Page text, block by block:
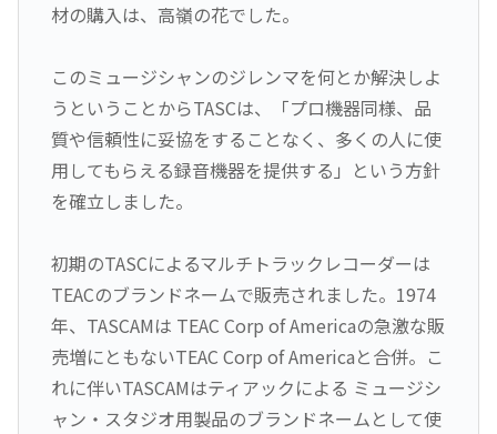
材の購入は、高嶺の花でした。
このミュージシャンのジレンマを何とか解決しよ
うということからTASCは、「プロ機器同様、品
質や信頼性に妥協をすることなく、多くの人に使
用してもらえる録音機器を提供する」という方針
を確立しました。
初期のTASCによるマルチトラックレコーダーは
TEACのブランドネームで販売されました。1974
年、TASCAMは TEAC Corp of Americaの急激な販
売増にともないTEAC Corp of Americaと合併。こ
れに伴いTASCAMはティアックによる ミュージシ
ャン・スタジオ用製品のブランドネームとして使